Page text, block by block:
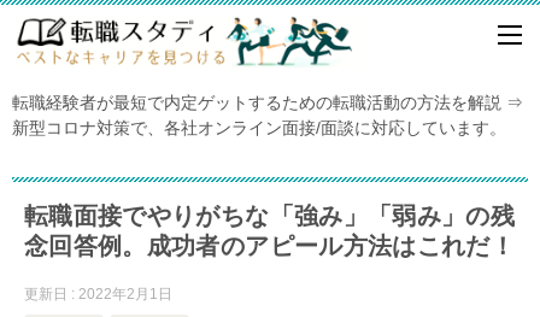
転職経験者が最短で内定ゲットするための転職活動の方法を解説 ⇒
新型コロナ対策で、各社オンライン面接/面談に対応しています。
転職面接でやりがちな「強み」「弱み」の残
念回答例。成功者のアピール方法はこれだ！
更新日 : 2022年2月1日